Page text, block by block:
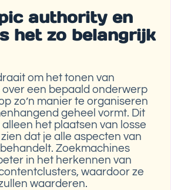
authority en
het zo belangrijk
om het tonen van
een bepaald onderwerp
zo’n manier te organiseren
geheel vormt. Dit
het plaatsen van losse
dat je alle aspecten van
Zoekmachines
in het herkennen van
waardoor ze
waarderen.